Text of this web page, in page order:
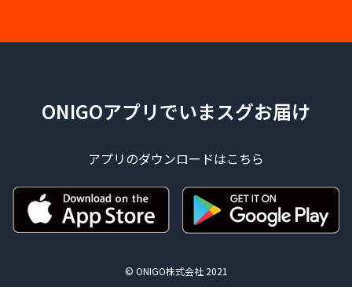
ONIGOアプリでいまスグお届け
アプリのダウンロードはこちら
© ONIGO株式会社 2021